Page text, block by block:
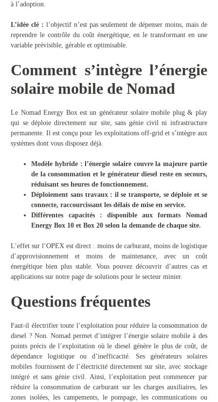
à l’adoption.
L’idée clé : l’objectif n’est pas seulement de dépenser moins, mais de
reprendre le contrôle du coût énergétique, en le transformant en une
variable prévisible, gérable et optimisable.
Comment s’intègre l’énergie
solaire mobile de Nomad
Le Nomad Energy Box est un générateur solaire mobile plug & play
qui se déploie directement sur site, sans génie civil ni infrastructure
permanente. Il est conçu pour les exploitations off-grid et s’intègre aux
systèmes dont vous disposez déjà.
Modèle hybride : l’énergie solaire couvre la majeure partie
de la consommation et le générateur diesel reste en secours,
réduisant ses heures de fonctionnement.
Déploiement sans travaux : il se transporte, se déploie et se
connecte, raccourcissant les délais de mise en service.
Différentes capacités : disponible aux formats Nomad
Energy Box 10 et Box 20 selon la demande de chaque site.
L’effet sur l’OPEX est direct : moins de carburant, moins de logistique
d’approvisionnement et moins de maintenance, avec un coût
énergétique bien plus stable. Vous pouvez découvrir d’autres cas et
applications sur notre page de solutions pour le secteur minier.
Questions fréquentes
Faut-il électrifier toute l’exploitation pour réduire la consommation de
diesel ? Non. Nomad permet d’intégrer l’énergie solaire mobile à des
points précis de l’exploitation où le diesel génère le plus de coût, de
dépendance logistique ou d’inefficacité. Ses générateurs solaires
mobiles fournissent de l’électricité directement sur site, avec stockage
intégré et sans génie civil. Ainsi, l’exploitation peut commencer par
réduire la consommation de carburant sur les charges auxiliaires, les
zones isolées, les campements, le pompage, les communications ou